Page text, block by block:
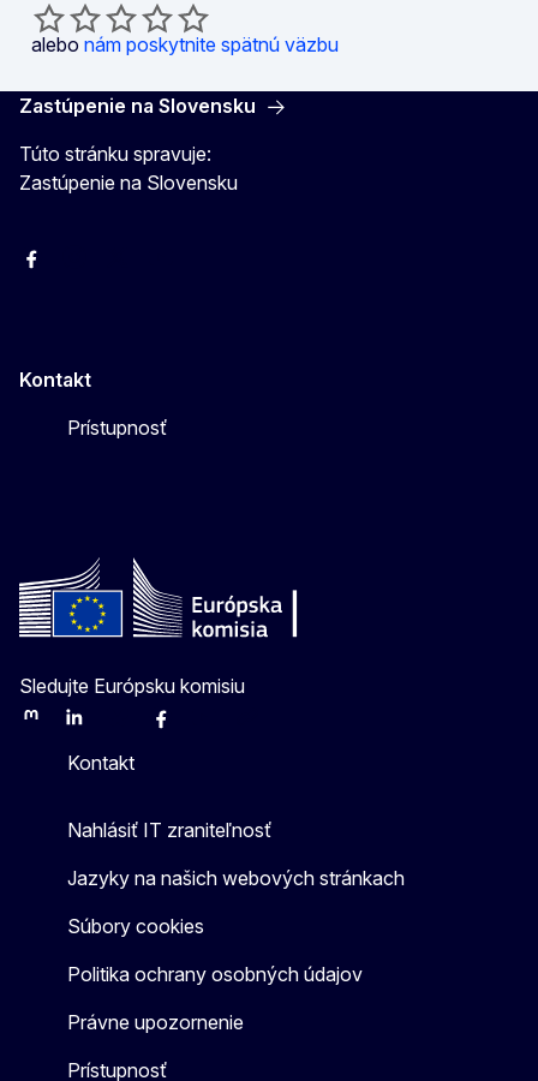
alebo nám poskytnite spätnú väzbu
Zastúpenie na Slovensku
Túto stránku spravuje:
Zastúpenie na Slovensku
Facebook
Kontakt
Prístupnosť
Sledujte Európsku komisiu
MastodonLinkedInBlueskyFacebook
Kontakt
Nahlásiť IT zraniteľnosť
Jazyky na našich webových stránkach
Súbory cookies
Politika ochrany osobných údajov
Právne upozornenie
Prístupnosť